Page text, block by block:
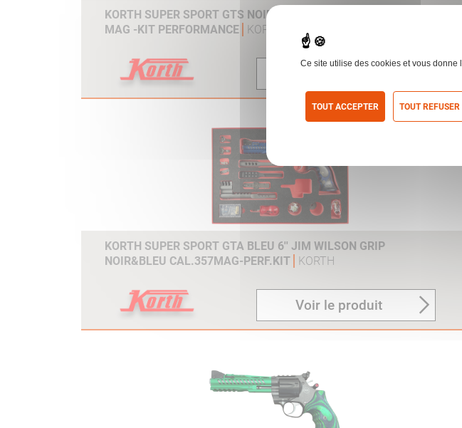
KORTH SUPER SPORT GTS NOIR 6'' JIM WILSON GRIP CAL.357
MAG -KIT PERFORMANCE
KORTH
KORTH SUPER SPORT GTA BLEU 6'' JIM WILSON GRIP
NOIR&BLEU CAL.357MAG-PERF.KIT
KORTH
Voir le produit
Ce site utilise des cookies et vous
TOUT ACCEPTER TOUT REFUSER